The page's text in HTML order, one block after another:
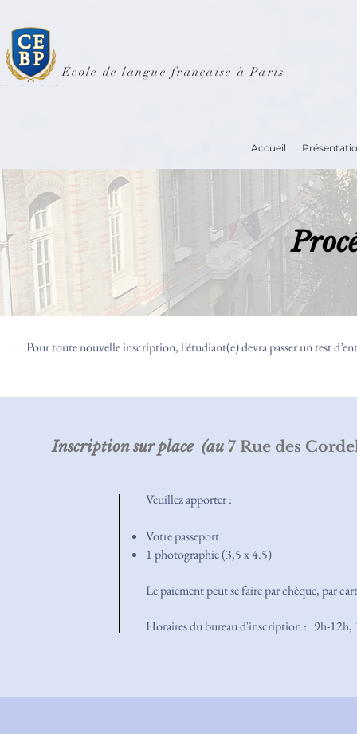
École de langue française à Paris
Accueil
​Pour toute nouvelle inscription, l’étudiant(e) devra passer un test
Inscription sur place (au7 Rue des
Veuillez apporter :
Votre passeport
1 photographie (3,5 x 4.5)
Le paiement peut se faire par chèque, par
Horaires du bureau d'inscription : 9h-